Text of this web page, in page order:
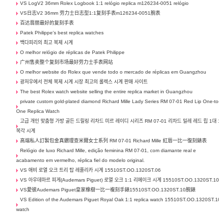
VS LogV2 36mm Rolex Logbook 1:1 relógio replica m126234-0051 relógio
VS日志V2 36mm 劳力士日志型1:1复刻手表m126234-0051腕表
百达翡丽最好的复刻手表
Patek Philippe's best replica watches
백다피리의 최고 복제 시계
O melhor relógio de réplicas de Patek Philippe
广州售卖整个复刻市场最好劳力士手表网站
O melhor website do Rolex que vende todo o mercado de réplicas em Guangzhou
광저우에서 전체 복제 시계 시장 최고의 롤렉스 시계 판매 사이트
The best Rolex watch website selling the entire replica market in Guangzhou
private custom gold-plated diamond Richard Mille Lady Series RM 07-01 Red Lip One-
One Replica Watch
고급 개인 맞춤형 가방 골든 드릴링 리차드 미르 레이디 시리즈 RM 07-01 리차드 밀레 레드 립 1대
복각 시계
高端私人訂製包金真鑽理查米爾女士系列 RM 07-01 Richard Mille 紅唇一比一復刻錶表
Relógio de luxo Richard Mille, edição feminina RM 07-01, com diamante real e
acabamento em vermelho, réplica fiel do modelo original.
VS 애비 로열 오크 트리 탑 레플리카 시계 15510ST.OO.1320ST.06
VS 아우데마르 피게(Audemars Piguet) 로열 오크 1:1 리메이크 시계 15510ST.OO.1320ST.10
VS愛彼Audemars Piguet皇家橡樹一比一複刻手錶15510ST.OO.1320ST.10腕錶
VS Edition of the Audemars Piguet Royal Oak 1:1 replica watch
watch